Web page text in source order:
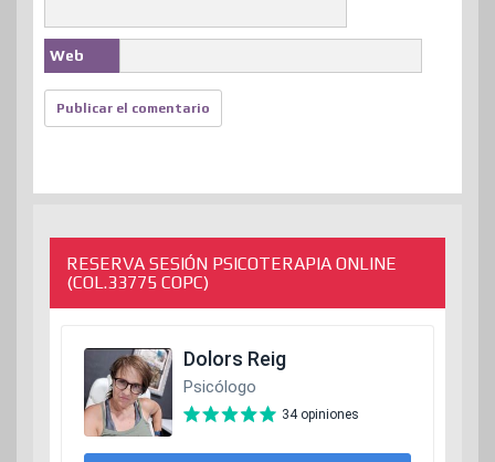
Web
RESERVA SESIÓN PSICOTERAPIA ONLINE
(COL.33775 COPC)